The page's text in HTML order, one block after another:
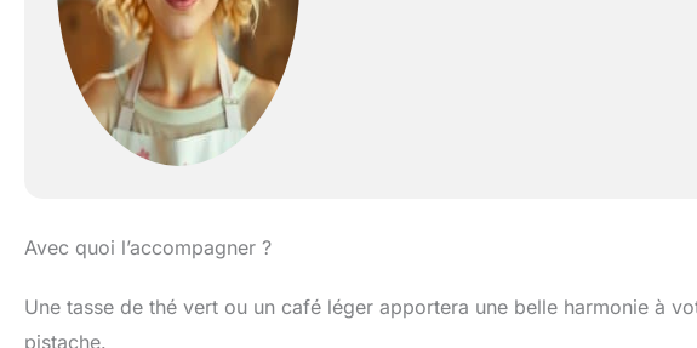
Avec quoi l’accompagner ?
Une tasse de thé vert ou un café léger apportera une belle harmonie à
pistache.